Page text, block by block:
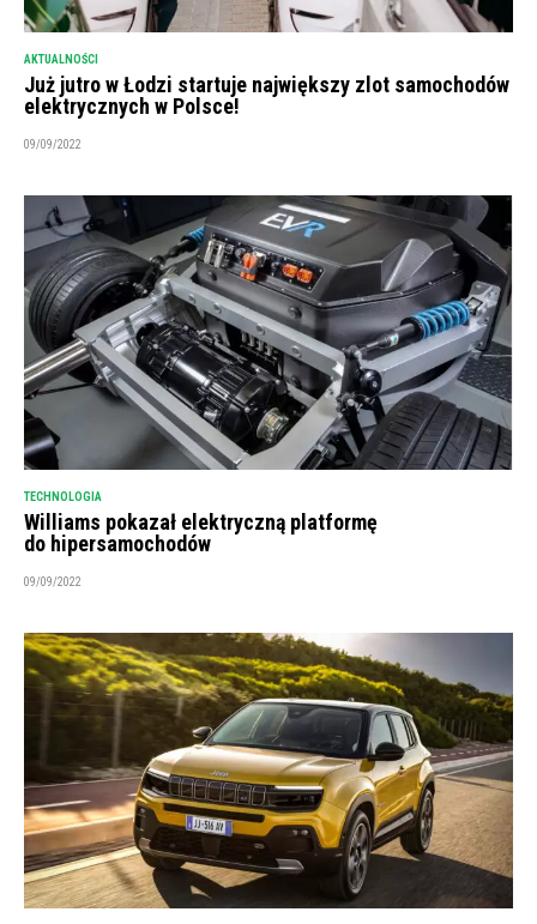
AKTUALNOŚCI
Już jutro w Łodzi startuje największy zlot samochodów
elektrycznych w Polsce!
09/09/2022
TECHNOLOGIA
Williams pokazał elektryczną platformę
do hipersamochodów
09/09/2022